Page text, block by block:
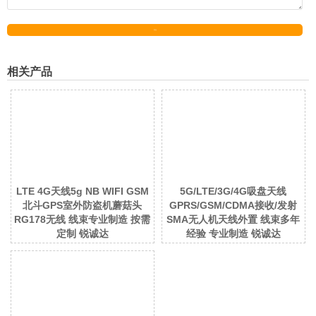
相关产品
LTE 4G天线5g NB WIFI GSM
北斗GPS室外防盗机蘑菇头
RG178无线 线束专业制造 按需
定制 锐诚达
5G/LTE/3G/4G吸盘天线
GPRS/GSM/CDMA接收/发射
SMA无人机天线外置 线束多年
经验 专业制造 锐诚达